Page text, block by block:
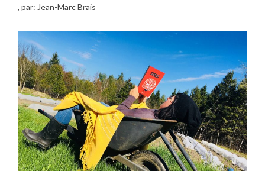
, par: Jean-Marc Brais